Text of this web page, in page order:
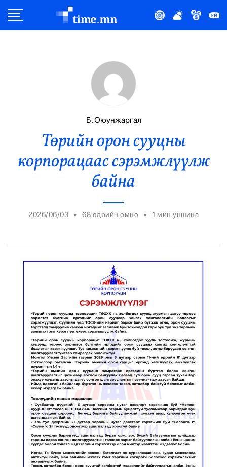
Эдийн Засаг
Нийтлэлчийн Булан
Эрүүл Мэнд
Орон Нутаг
Спорт
Энтертайнмент
Эрэн Сурвалжилга
Б. Оюунжаргал
Төрийн орон сууцны
корпорацаас сэрэмжлүүлж
байна
2026/06/03 • 68 өдрийн өмнө • 1 мин уншина